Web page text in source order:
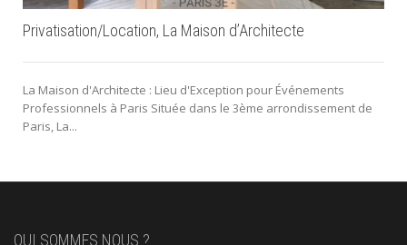
Privatisation/Location, La Maison d’Architecte
La Maison d'Architecte : Lieu d'Exception pour Événements
Professionnels à Paris Située dans le 3ème arrondissement de
Paris, La...
QUI SOMMES NOUS ?